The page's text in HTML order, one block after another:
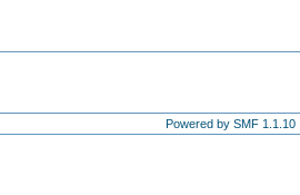
Powered by SMF 1.1.10